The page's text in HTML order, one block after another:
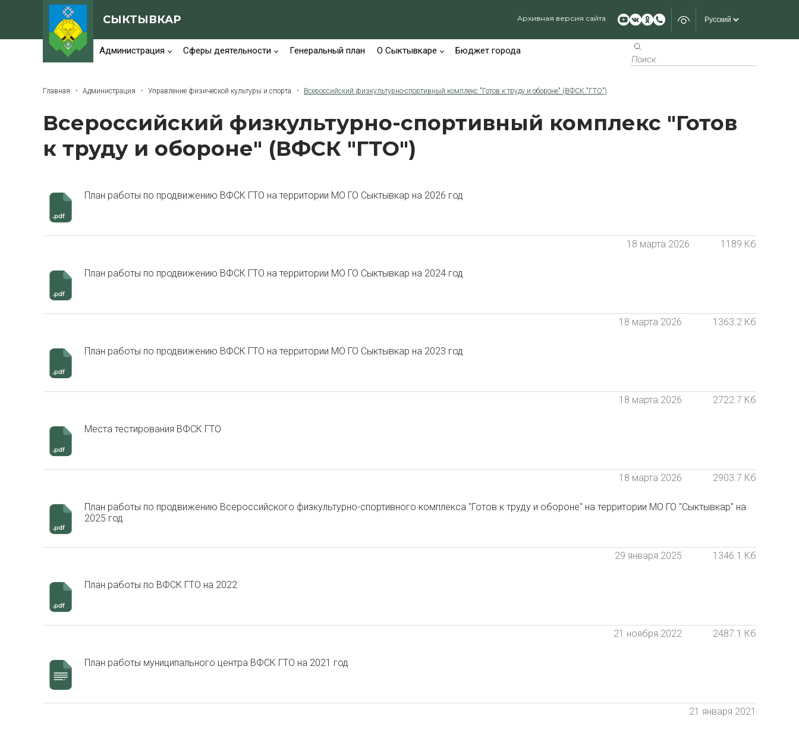
СЫКТЫВКАР Архивная версия сайта
Администрация Сферы деятельности Генеральный план О Сыктывкаре Бюджет города
Главная Администрация Управление физической культуры и спорта Всероссийский физкультурно-спортивный комплекс "Готов к труду и обороне" (ВФСК "ГТО")
Всероссийский физкультурно-спортивный комплекс "Готов
к труду и обороне" (ВФСК "ГТО")
План работы по продвижению ВФСК ГТО на территории МО ГО Сыктывкар на 2026 год
18 марта 2026 1189 Кб
План работы по продвижению ВФСК ГТО на территории МО ГО Сыктывкар на 2024 год
18 марта 2026 1363.2 Кб
План работы по продвижению ВФСК ГТО на территории МО ГО Сыктывкар на 2023 год
18 марта 2026 2722.7 Кб
Места тестирования ВФСК ГТО
18 марта 2026 2903.7 Кб
План работы по продвижению Всероссийского физкультурно-спортивного комплекса "Готов к труду и обороне" на территории МО ГО "Сыктывкар" на
2025 год
29 января 2025 1346.1 Кб
План работы по ВФСК ГТО на 2022
21 ноября 2022 2487.1 Кб
План работы муниципального центра ВФСК ГТО на 2021 год
21 января 2021